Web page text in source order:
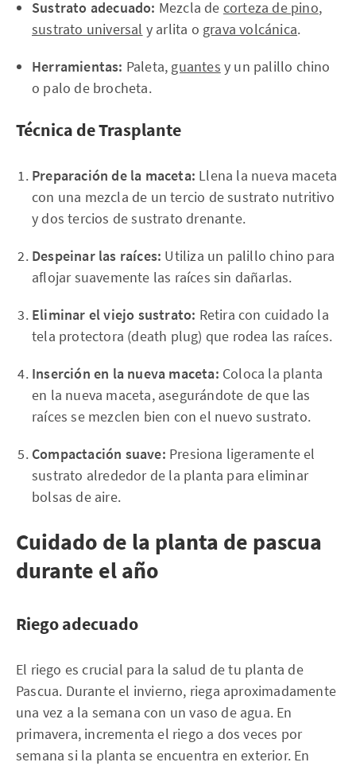
Sustrato adecuado: Mezcla de corteza de pino,
sustrato universal y arlita o grava volcánica.
Herramientas: Paleta, guantes y un palillo chino
o palo de brocheta.
Técnica de Trasplante
Preparación de la maceta: Llena la nueva maceta
con una mezcla de un tercio de sustrato nutritivo
y dos tercios de sustrato drenante.
Despeinar las raíces: Utiliza un palillo chino para
aflojar suavemente las raíces sin dañarlas.
Eliminar el viejo sustrato: Retira con cuidado la
tela protectora (death plug) que rodea las raíces.
Inserción en la nueva maceta: Coloca la planta
en la nueva maceta, asegurándote de que las
raíces se mezclen bien con el nuevo sustrato.
Compactación suave: Presiona ligeramente el
sustrato alrededor de la planta para eliminar
bolsas de aire.
Cuidado de la planta de pascua
durante el año
Riego adecuado
El riego es crucial para la salud de tu planta de
Pascua. Durante el invierno, riega aproximadamente
una vez a la semana con un vaso de agua. En
primavera, incrementa el riego a dos veces por
semana si la planta se encuentra en exterior. En